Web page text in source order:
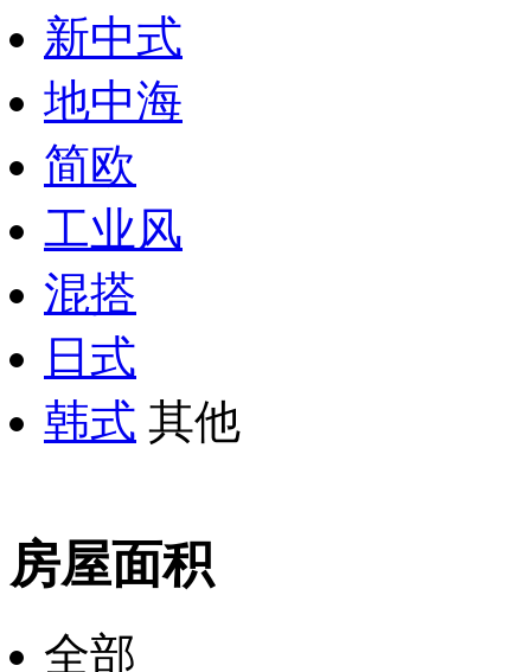
新中式
地中海
简欧
工业风
混搭
日式
韩式 其他
房屋面积
全部